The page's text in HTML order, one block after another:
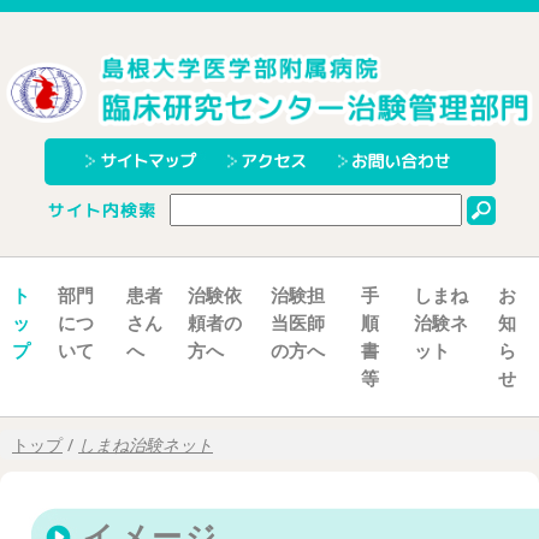
こ
ー
ジ
ト
ッ
プ
部門
につ
いて
患者
さん
へ
治験依
頼者の
方へ
治験担
当医師
の方へ
手
順
書
等
しまね
治験ネ
ット
お
知
ら
せ
現
トップ/ しまね治験ネット